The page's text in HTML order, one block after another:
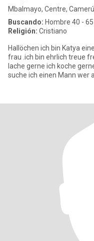
Mbalmayo, Centre,
Buscando: Hombre 40 - 65
Religión: Cristiano
Hallöchen ich bin Katya
frau .ich bin ehrlich treue
lache gerne ich koche gerne und mach Garten arbeiten . Deshalb
suche ich einen Mann wer